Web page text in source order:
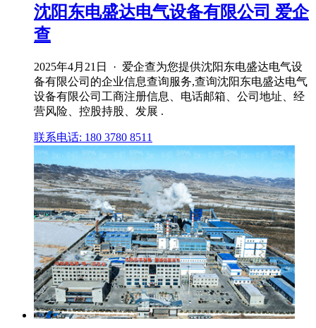
沈阳东电盛达电气设备有限公司 爱企
查
2025年4月21日 · 爱企查为您提供沈阳东电盛达电气设
备有限公司的企业信息查询服务,查询沈阳东电盛达电气
设备有限公司工商注册信息、电话邮箱、公司地址、经
营风险、控股持股、发展 .
联系电话: 180 3780 8511